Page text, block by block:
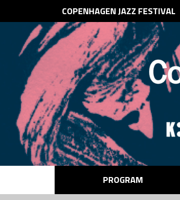
COPENHAGEN JAZZ FESTIVAL
PROGRAM